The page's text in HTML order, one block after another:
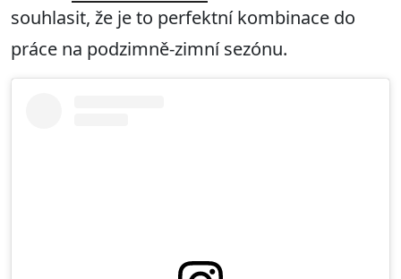
souhlasit, že je to perfektní kombinace do
práce na podzimně-zimní sezónu.